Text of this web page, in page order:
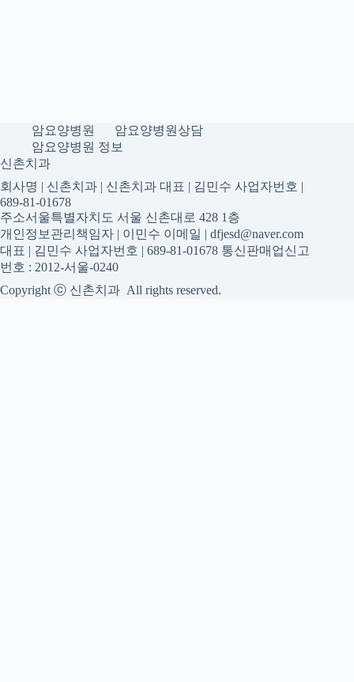
암요양병원
암요양병원상담
암요양병원 정보
신촌치과
회사명 | 신촌치과 | 신촌치과 대표 | 김민수 사업자번호 |
689-81-01678
주소서울특별자치도 서울 신촌대로 428 1층
개인정보관리책임자 | 이민수 이메일 | dfjesd@naver.com
대표 | 김민수 사업자번호 | 689-81-01678 통신판매업신고
번호 : 2012-서울-0240
Copyright ⓒ 신촌치과 All rights reserved.